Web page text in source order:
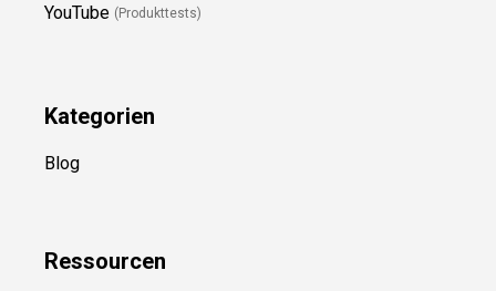
YouTube (Produkttests)
Kategorien
Blog
Ressourcen